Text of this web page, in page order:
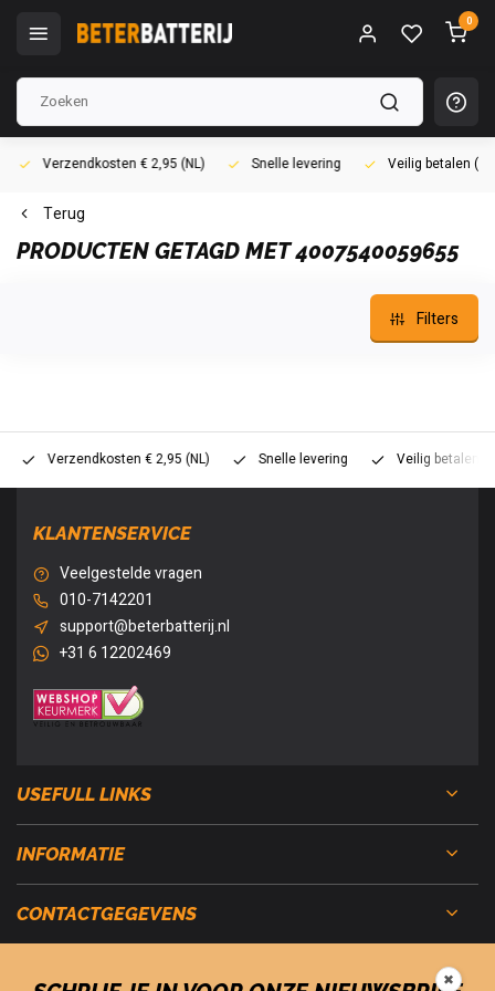
0
Verzendkosten € 2,95 (NL) Snelle levering Veilig betalen
Terug
PRODUCTEN GETAGD MET 4007540059655
Filters
Verzendkosten € 2,95 (NL) Snelle levering Veilig betalen
KLANTENSERVICE
Veelgestelde vragen
010-7142201
support@beterbatterij.nl
+31 6 12202469
USEFULL LINKS
INFORMATIE
CONTACTGEGEVENS
✖